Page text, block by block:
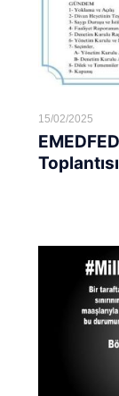
15/02/2025
Toplantısı